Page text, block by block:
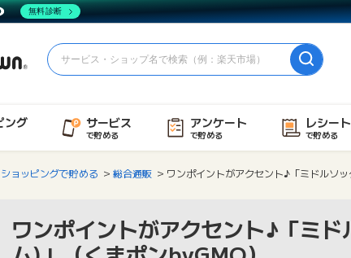
ング サービス
で貯める
アンケート
で貯める
レシート
で貯める
ショッピングで貯める 総合通販 ワンポイントがアクセント♪「ミドルソ
ワンポイントがアクセント♪「ミ
無料診断